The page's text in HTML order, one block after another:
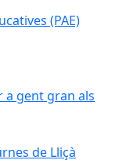
(PAE)
a gent gran als
de Lliçà